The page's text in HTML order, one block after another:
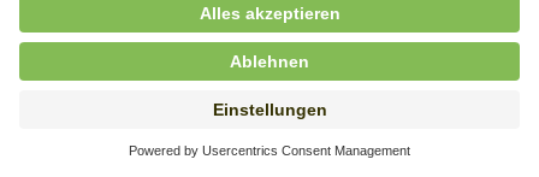
Hauswirtschaftskraft (m/w/d)
in unbefristeter Anstellung, Teilzeit (20 Std./Wo.), SOS-
Kinderdorf Dortmund, Hagen